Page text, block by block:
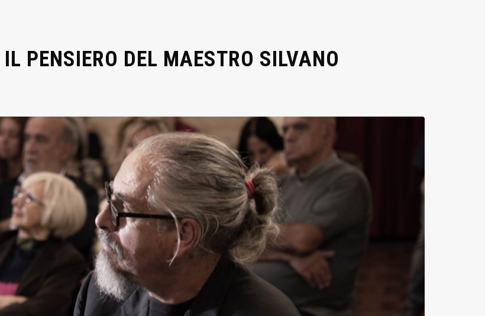
PENSIERO DEL MAESTRO SILVANO